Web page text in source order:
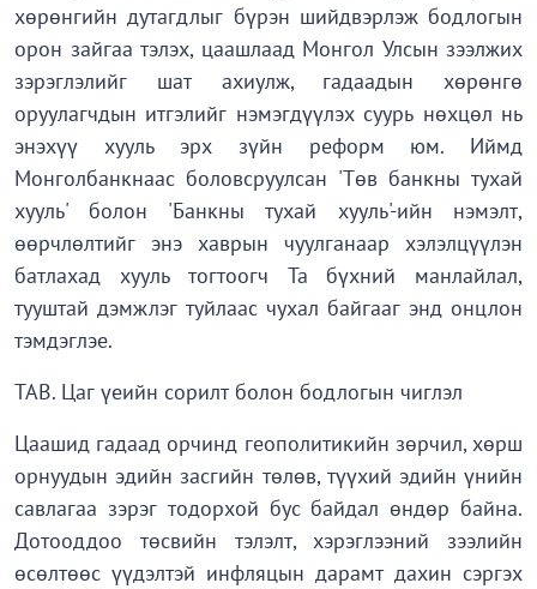
хөрөнгийн дутагдлыг бүрэн шийдвэрлэж бодлогын
орон зайгаа тэлэх, цаашлаад Монгол Улсын зээлжих
зэрэглэлийг шат ахиулж, гадаадын хөрөнгө
оруулагчдын итгэлийг нэмэгдүүлэх суурь нөхцөл нь
энэхүү хууль эрх зүйн реформ юм. Иймд
Монголбанкнаас боловсруулсан 'Төв банкны тухай
хууль' болон 'Банкны тухай хууль'-ийн нэмэлт,
өөрчлөлтийг энэ хаврын чуулганаар хэлэлцүүлэн
батлахад хууль тогтоогч Та бүхний манлайлал,
тууштай дэмжлэг туйлаас чухал байгааг энд онцлон
тэмдэглэе.
ТАВ. Цаг үеийн сорилт болон бодлогын чиглэл
Цаашид гадаад орчинд геополитикийн зөрчил, хөрш
орнуудын эдийн засгийн төлөв, түүхий эдийн үнийн
савлагаа зэрэг тодорхой бус байдал өндөр байна.
Дотооддоо төсвийн тэлэлт, хэрэглээний зээлийн
өсөлтөөс үүдэлтэй инфляцын дарамт дахин сэргэх